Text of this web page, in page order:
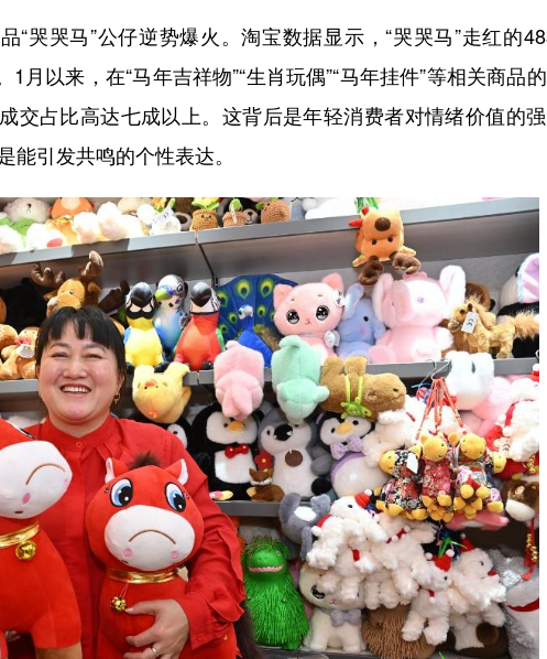
哭马”公仔逆势爆火。淘宝数据显示，“哭哭马”走红的
月以来，在“马年吉祥物”“生肖玩偶”“马年挂件”等相关商品
交占比高达七成以上。这背后是年轻消费者对情绪价值的
能引发共鸣的个性表达。